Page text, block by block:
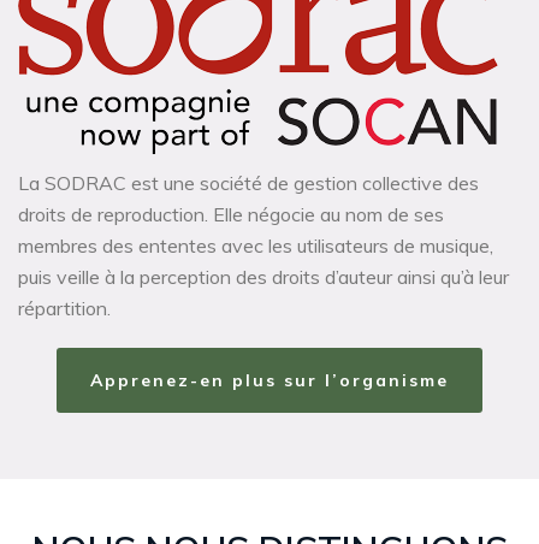
La SODRAC est une société de gestion collective des
droits de reproduction. Elle négocie au nom de ses
membres des ententes avec les utilisateurs de musique,
puis veille à la perception des droits d’auteur ainsi qu’à leur
répartition.
Apprenez-en plus sur l’organisme